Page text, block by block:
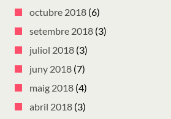
octubre 2018 (6)
setembre 2018 (3)
juliol 2018 (3)
juny 2018 (7)
maig 2018 (4)
abril 2018 (3)